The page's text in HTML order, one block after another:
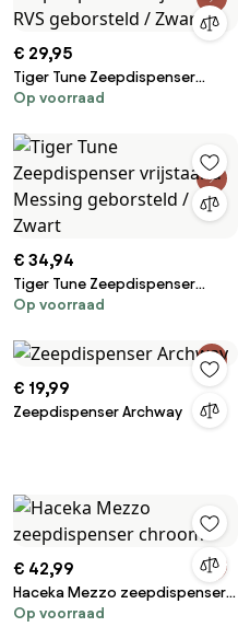
€ 29,95
Tiger Tune Zeepdispenser
vrijstaand RVS geborsteld /
Op voorraad
€ 34,94
Tiger Tune Zeepdispenser
vrijstaand Messing geborsteld
Op voorraad
€ 19,99
Zeepdispenser Archway
€ 42,99
Haceka Mezzo zeepdispenser
chroom
Op voorraad